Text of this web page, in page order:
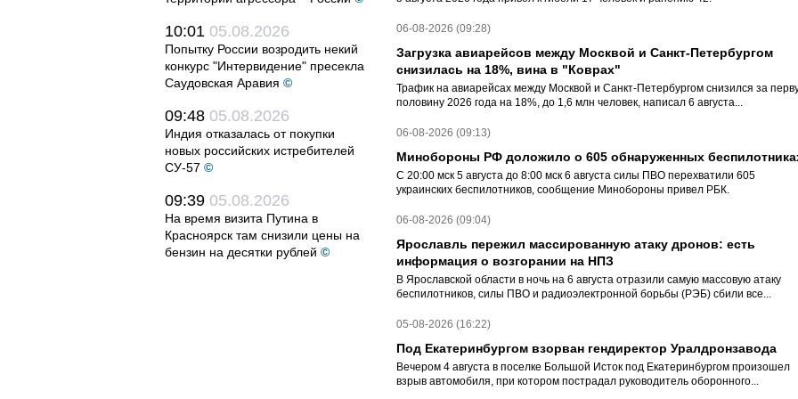
10:01 05.08.2026
Попытку России возродить некий
конкурс "Интервидение" пресекла
Саудовская Аравия ©
09:48 05.08.2026
Индия отказалась от покупки
новых российских истребителей
СУ-57 ©
09:39 05.08.2026
На время визита Путина в
Красноярск там снизили цены на
бензин на десятки рублей ©
06-08-2026 (09:28)
Загрузка авиарейсов между Москвой и Санкт-Петербургом
снизилась на 18%, вина в "Коврах"
Трафик на авиарейсах между Москвой и Санкт-Петербургом снизился за
половину 2026 года на 18%, до 1,6 млн человек, написал 6 августа...
06-08-2026 (09:13)
Минобороны РФ доложило о 605 обнаруженных
С 20:00 мск 5 августа до 8:00 мск 6 августа силы ПВО перехватили 605
украинских беспилотников, сообщение Минобороны привел РБК.
06-08-2026 (09:04)
Ярославль пережил массированную атаку дронов: есть
информация о возгорании на НПЗ
В Ярославской области в ночь на 6 августа отразили самую массовую атаку
беспилотников, силы ПВО и радиоэлектронной борьбы (РЭБ) сбили все...
05-08-2026 (16:22)
Под Екатеринбургом взорван гендиректор Уралдронзавода
Вечером 4 августа в поселке Большой Исток под Екатеринбургом произошел
взрыв автомобиля, при котором пострадал руководитель оборонного...